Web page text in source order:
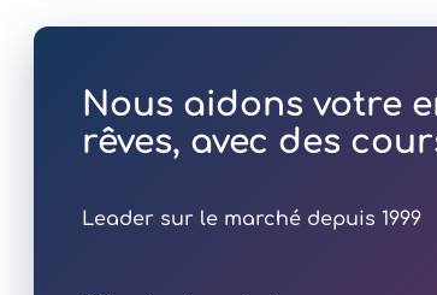
Nous aidons votre
rêves, avec des
Leader sur le marché depuis 1999